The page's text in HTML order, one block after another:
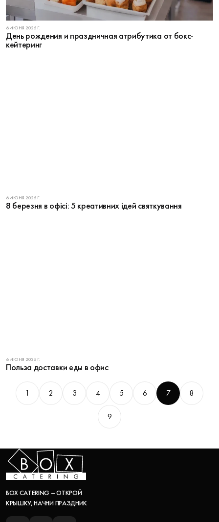
6 ИЮНЯ 2025 Г.
День рождения и праздничная атрибутика от бокс-
кейтеринг
6 ИЮНЯ 2025 Г.
8 березня в офісі: 5 креативних ідей святкування
6 ИЮНЯ 2025 Г.
Польза доставки еды в офис
1 2 3 4 5 6 7 8
9
BOX CATERING – ОТКРОЙ
КРЫШКУ, НАЧНИ ПРАЗДНИК